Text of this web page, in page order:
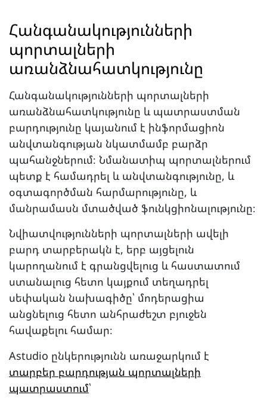
Հանգանակությունների
պորտալների
առանձնահատկությունը
Հանգանակությունների պորտալների
առանձնահատկությունը և պատրաստման
բարդությունը կայանում է ինֆորմացիոն
անվտանգության նկատմամբ բարձր
պահանջներում։ Նմանատիպ պորտալներում
պետք է համադրել և անվտանգությունը, և
օգտագործման հարմարությունը, և
մանրամասն մտածված ֆունկցիոնալությունը։
Նվիատվությունների պորտալների ավելի
բարդ տարբերակն է, երբ այցելուն
կարողանում է գրանցվելուց և հաստատում
ստանալուց հետո կայքում տեղադրել
սեփական նախագիծը՝ մոդերացիա
անցնելուց հետո անհրաժեշտ բյուջեն
հավաքելու համար։
Astudio ընկերությունն առաջարկում է
տարբեր բարդության պորտալների
պատրաստում՝